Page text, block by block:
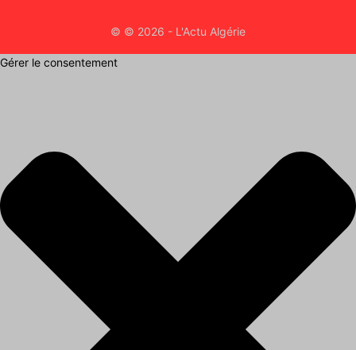
© © 2026 - L'Actu Algérie
Gérer le consentement